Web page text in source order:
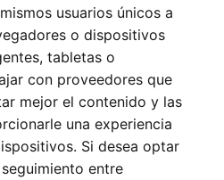
usuarios únicos a
o dispositivos
tabletas o
con proveedores que
mejor el contenido y las
una experiencia
Si desea optar
entre